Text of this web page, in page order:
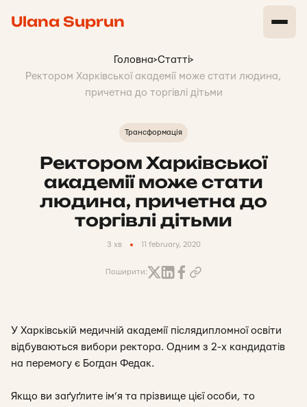
Ulana Suprun
Головна>Статті>
Ректором Харківської академії може стати людина,
причетна до торгівлі дітьми
Трансформація
Ректором Харківської
академії може стати
людина, причетна до
торгівлі дітьми
3 хв 11 february, 2020
Поширити:
У Харківській медичній академії післядипломної освіти
відбуваються вибори ректора. Одним з 2-х кандидатів
на перемогу є Богдан Федак.
Якщо ви заґуґлите ім’я та прізвище цієї особи, то